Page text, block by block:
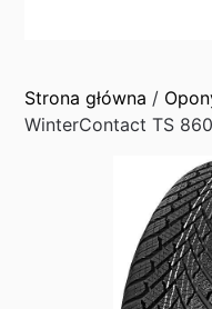
Strona główna /
WinterContact TS